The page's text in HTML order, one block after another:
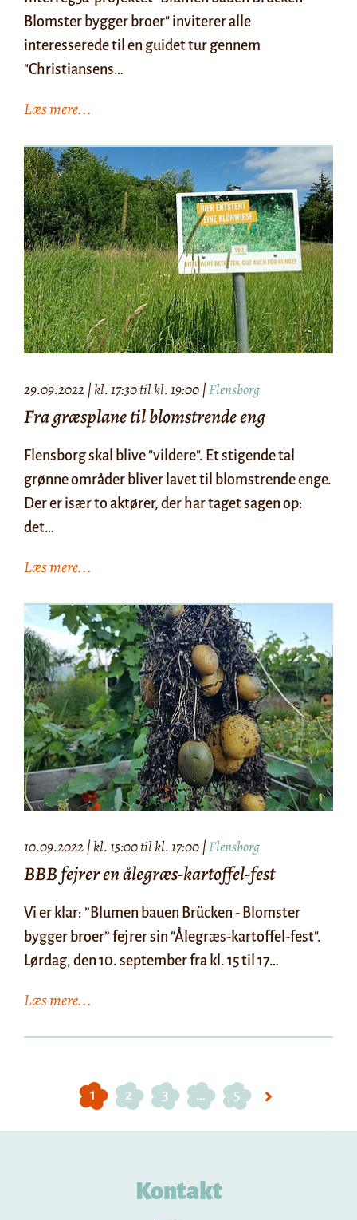
Blomster bygger broer" inviterer alle
interesserede til en guidet tur gennem
"Christiansens…
Læs mere...
29.09.2022 | kl. 17:30 til kl. 19:00 |Flensborg
Fra græsplane til blomstrende eng
Flensborg skal blive "vildere". Et stigende tal
grønne områder bliver lavet til blomstrende enge.
Der er især to aktører, der har taget sagen op:
det…
Læs mere...
10.09.2022 | kl. 15:00 til kl. 17:00 |Flensborg
BBB fejrer en ålegræs-kartoffel-fest
​​​​​​​Vi er klar: ”Blumen bauen Brücken - Blomster
bygger broer” fejrer sin "Ålegræs-kartoffel-fest".
Lørdag, den 10. september fra kl. 15 til 17…
Læs mere...
1 2 3 … 5
Kontakt